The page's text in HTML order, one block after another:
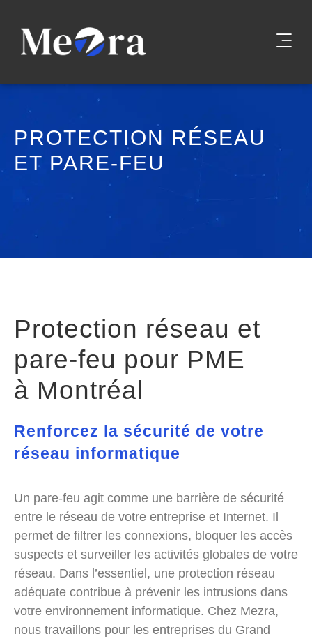
PROTECTION RÉSEAU
ET PARE-FEU
Protection réseau et
pare-feu pour PME
à Montréal
Renforcez la sécurité de votre
réseau informatique
Un pare-feu agit comme une barrière de sécurité
entre le réseau de votre entreprise et Internet. Il
permet de filtrer les connexions, bloquer les accès
suspects et surveiller les activités globales de votre
réseau. Dans l’essentiel, une protection réseau
adéquate contribue à prévenir les intrusions dans
votre environnement informatique. Chez Mezra,
nous travaillons pour les entreprises du Grand